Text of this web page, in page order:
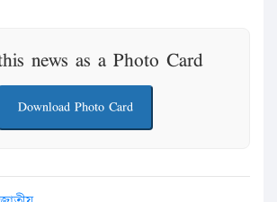
news as a Photo Card
Download Photo Card